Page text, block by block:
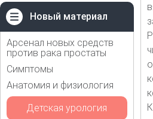
Новый материал
Арсенал новых средств
против рака простаты
Симптомы
Анатомия и физиология
Детская урология